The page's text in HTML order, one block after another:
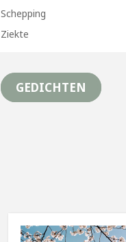
Schepping
Ziekte
GEDICHTEN